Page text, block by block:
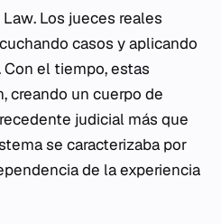
Law. Los jueces reales
casos y aplicando
el tiempo, estas
creando un cuerpo de
judicial más que
se caracterizaba por
de la experiencia